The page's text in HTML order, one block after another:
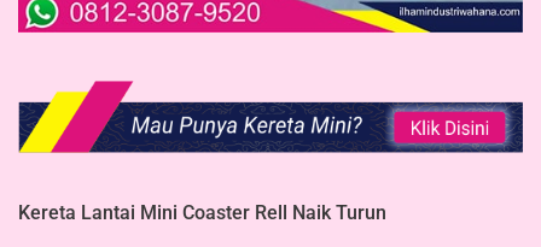
Kereta Lantai Mini Coaster Rell Naik Turun